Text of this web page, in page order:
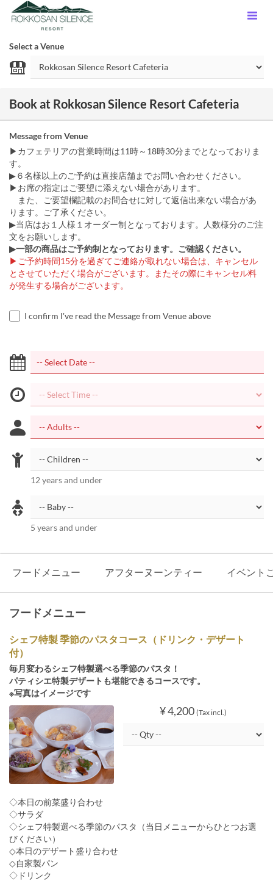
Select a Venue
Book at Rokkosan Silence Resort Cafeteria
Message from Venue
▶カフェテリアの営業時間は11時～18時30分までとなっておりま
す。
▶６名様以上のご予約は直接店舗までお問い合わせください。
▶お席の指定はご要望に添えない場合があります。
また、ご要望欄記載のお問合せに対して返信出来ない場合があ
ります。ご了承ください。
▶当店はお１人様１オーダー制となっております。人数様分のご注
文をお願いします。
▶一部の商品はご予約制となっております。ご確認ください。
▶︎ご予約時間15分を過ぎてご連絡が取れない場合は、キャンセル
とさせていただく場合がございます。またその際にキャンセル料
が発生する場合がございます。
I confirm I've read the Message from Venue above
12 years and under
5 years and under
フードメニュー アフターヌーンティー イベント
フードメニュー
シェフ特製 季節のパスタコース（ドリンク・デザート
付）
毎月変わるシェフ特製選べる季節のパスタ！
パティシエ特製デザートも堪能できるコースです。
※写真はイメージです
¥ 4,200 (Tax incl.)
◇本日の前菜盛り合わせ
◇サラダ
◇シェフ特製選べる季節のパスタ（当日メニューからひとつお選
びください）
◇本日のデザート盛り合わせ
◇自家製パン
◇ドリンク